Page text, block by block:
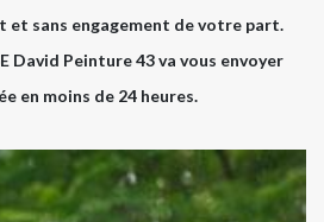
sans engagement de votre part.
David Peinture 43 va vous envoyer
en moins de 24 heures.